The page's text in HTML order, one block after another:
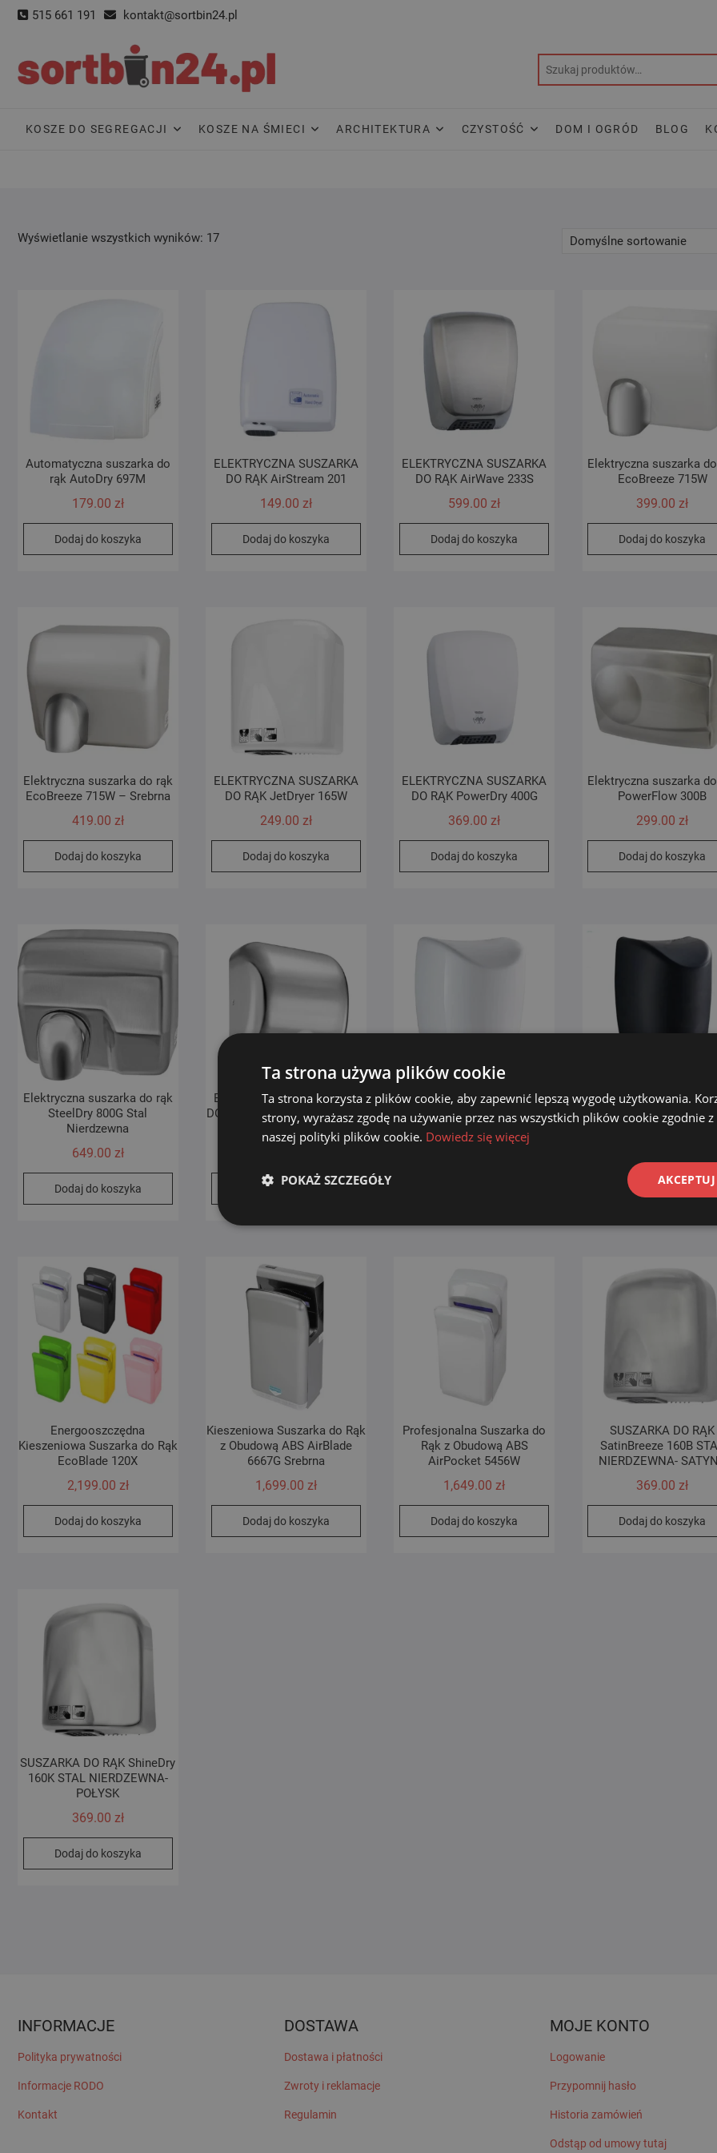
Skip
515 661 191 kontakt@sortbin24.pl
KOSZE DO SEGREGACJI KOSZE NA ŚMIECI ARCHITEKTURA CZYSTOŚĆ DOM I OGRÓD BLOG
Wyświetlanie wszystkich wyników: 17
Automatyczna suszarka do
rąk AutoDry 697M
179.00 zł
Dodaj do koszyka
ELEKTRYCZNA SUSZARKA
DO RĄK AirStream 201
149.00 zł
Dodaj do koszyka
ELEKTRYCZNA SUSZARKA
DO RĄK AirWave 233S
599.00 zł
Dodaj do koszyka
Elektryczna suszarka
EcoBreeze 715W
399.00 zł
Dodaj do koszyka
Elektryczna suszarka do rąk
EcoBreeze 715W – Srebrna
419.00 zł
Dodaj do koszyka
ELEKTRYCZNA SUSZARKA
DO RĄK JetDryer 165W
249.00 zł
Dodaj do koszyka
ELEKTRYCZNA SUSZARKA
DO RĄK PowerDry 400G
369.00 zł
Dodaj do koszyka
Elektryczna suszarka
PowerFlow 300B
299.00 zł
Dodaj do koszyka
Elektryczna suszarka do rąk
SteelDry 800G Stal
Nierdzewna
649.00 zł
Dodaj do koszyka
ELEKTRYCZNA SUSZARKA
DO RĄK SteelJet 3000 ze stali
nierdzewnej
Dodaj do koszyka
ELEKTRYCZNA SUSZARKA
DO RĄK TYPU JetStream
615B
ELEKTRYCZNA
DO RĄK TYPU
615C
Dodaj do koszyka
Energooszczędna
Kieszeniowa Suszarka do Rąk
EcoBlade 120X
2,199.00 zł
Dodaj do koszyka
Kieszeniowa Suszarka do Rąk
z Obudową ABS AirBlade
6667G Srebrna
1,699.00 zł
Dodaj do koszyka
Profesjonalna Suszarka do
Rąk z Obudową ABS
AirPocket 5456W
1,649.00 zł
Dodaj do koszyka
SUSZARKA DO RĄK
SatinBreeze 160B
NIERDZEWNA-
369.00 zł
Dodaj do koszyka
SUSZARKA DO RĄK ShineDry
160K STAL NIERDZEWNA-
POŁYSK
369.00 zł
Dodaj do koszyka
INFORMACJE
Polityka prywatności
Informacje RODO
Kontakt
DOSTAWA
Dostawa i płatności
Zwroty i reklamacje
Regulamin
MOJE KONTO
Logowanie
Przypomnij hasło
Historia zamówień
Odstąp od umowy tutaj
Ta strona używa plików cookie
Ta strona korzysta z plików cookie, aby zapewnić lepszą wygodę użytkowania.
strony, wyrażasz zgodę na używanie przez nas wszystkich plików cookie zgodnie
naszej polityki plików cookie. Dowiedz się więcej
POKAŻ SZCZEGÓŁY